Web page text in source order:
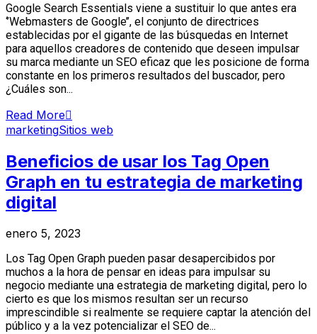
Google Search Essentials viene a sustituir lo que antes era
‘’Webmasters de Google’’, el conjunto de directrices
establecidas por el gigante de las búsquedas en Internet
para aquellos creadores de contenido que deseen impulsar
su marca mediante un SEO eficaz que les posicione de forma
constante en los primeros resultados del buscador, pero
¿Cuáles son...
Read More
marketingSitios web
Beneficios de usar los Tag Open
Graph en tu estrategia de marketing
digital
enero 5, 2023
Los Tag Open Graph pueden pasar desapercibidos por
muchos a la hora de pensar en ideas para impulsar su
negocio mediante una estrategia de marketing digital, pero lo
cierto es que los mismos resultan ser un recurso
imprescindible si realmente se requiere captar la atención del
público y a la vez potencializar el SEO de...